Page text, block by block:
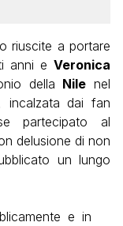
riuscite a portare
anni e Veronica
della Nile nel
incalzata dai fan
partecipato al
delusione di non
un lungo
e in